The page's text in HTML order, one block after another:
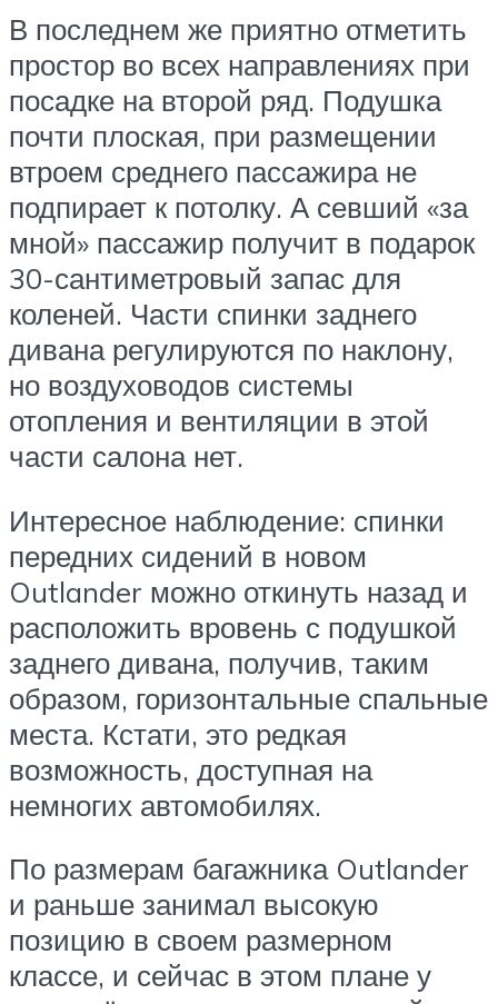
В последнем же приятно отметить
простор во всех направлениях при
посадке на второй ряд. Подушка
почти плоская, при размещении
втроем среднего пассажира не
подпирает к потолку. А севший «за
мной» пассажир получит в подарок
30-сантиметровый запас для
коленей. Части спинки заднего
дивана регулируются по наклону,
но воздуховодов системы
отопления и вентиляции в этой
части салона нет.
Интересное наблюдение: спинки
передних сидений в новом
Outlander можно откинуть назад и
расположить вровень с подушкой
заднего дивана, получив, таким
образом, горизонтальные спальные
места. Кстати, это редкая
возможность, доступная на
немногих автомобилях.
По размерам багажника Outlander
и раньше занимал высокую
позицию в своем размерном
классе, и сейчас в этом плане у